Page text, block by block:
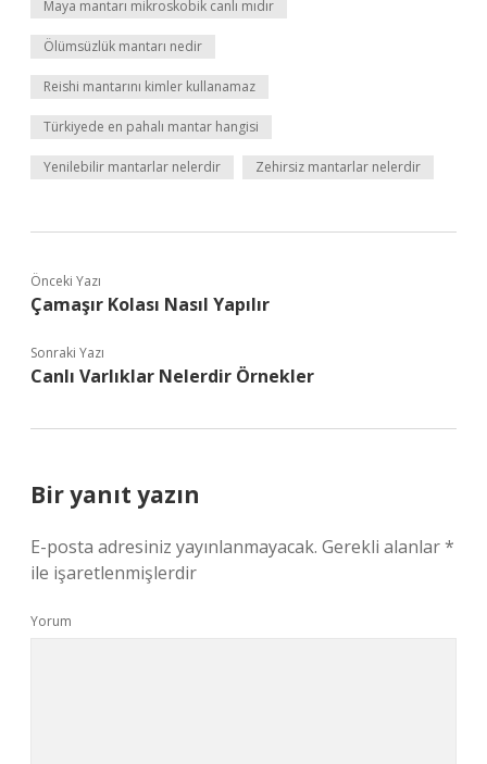
Maya mantarı mikroskobik canlı mıdır
Ölümsüzlük mantarı nedir
Reishi mantarını kimler kullanamaz
Türkiyede en pahalı mantar hangisi
Yenilebilir mantarlar nelerdir Zehirsiz mantarlar nelerdir
Önceki Yazı
Çamaşır Kolası Nasıl Yapılır
Sonraki Yazı
Canlı Varlıklar Nelerdir Örnekler
Bir yanıt yazın
E-posta adresiniz yayınlanmayacak. Gerekli alanlar*
ile işaretlenmişlerdir
Yorum